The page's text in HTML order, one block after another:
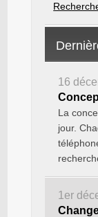
16
La
jour.
1er